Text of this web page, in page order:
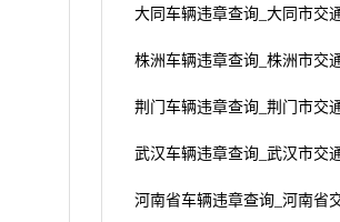
大同车辆违章查询_大同市交
株洲车辆违章查询_株洲市交
荆门车辆违章查询_荆门市交
武汉车辆违章查询_武汉市交
河南省车辆违章查询_河南省